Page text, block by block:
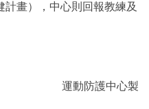
畫），中心則回報教練及
運動防護中心製